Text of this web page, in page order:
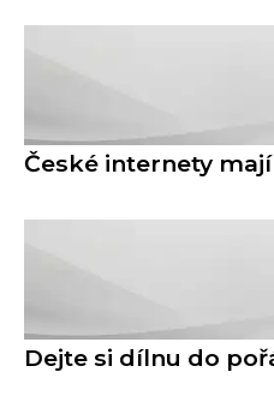
České internety
Dejte si dílnu do